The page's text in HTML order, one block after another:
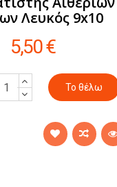
Λευκός 9x10
5,50 €